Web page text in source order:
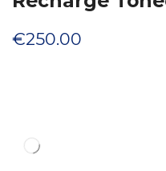
€250.00